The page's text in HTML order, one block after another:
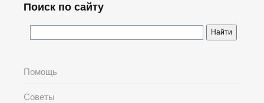
Поиск по сайту
Помощь
Советы